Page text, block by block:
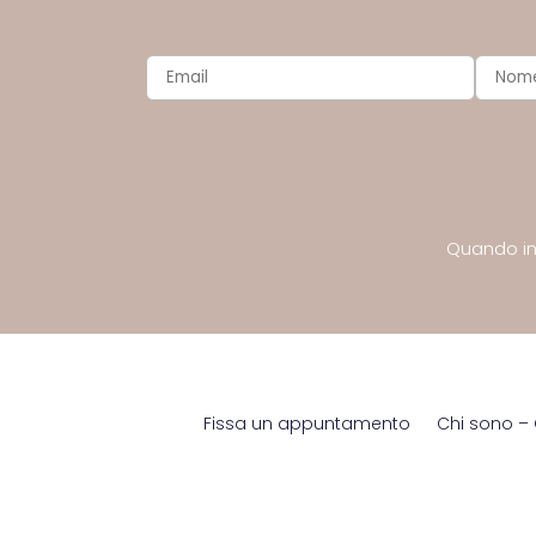
Quando
Fissa un appuntamento Chi sono –